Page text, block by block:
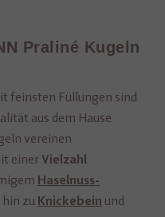
Praliné Kugeln
feinsten Füllungen sind
aus dem Hause
vereinen
einerVielzahl
Haselnuss-
hin zu Knickebein und